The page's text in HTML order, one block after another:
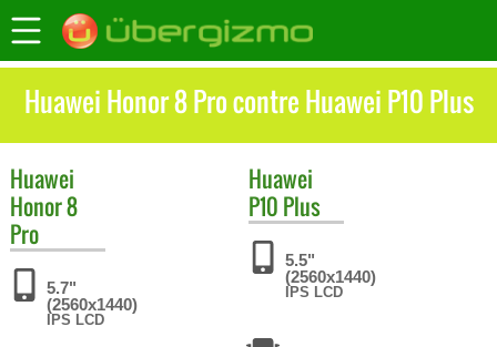
Huawei Honor 8 Pro contre Huawei P10 Plus
Huawei
Honor 8
Pro
5.7"
(2560x1440)
IPS LCD
Huawei
P10 Plus
5.5"
(2560x1440)
IPS LCD